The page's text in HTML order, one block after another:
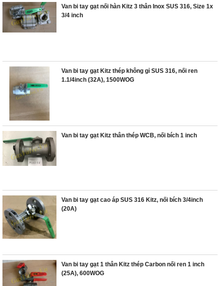
Van bi tay gạt nối hàn Kitz 3 thân Inox SUS 316, Size 1x
3/4 inch
Van bi tay gạt Kitz thép không gỉ SUS 316, nối ren
1.1/4inch (32A), 1500WOG
Van bi tay gạt Kitz thân thép WCB, nối bích 1 inch
Van bi tay gạt cao áp SUS 316 Kitz, nối bích 3/4inch
(20A)
Van bi tay gạt 1 thân Kitz thép Carbon nối ren 1 inch
(25A), 600WOG